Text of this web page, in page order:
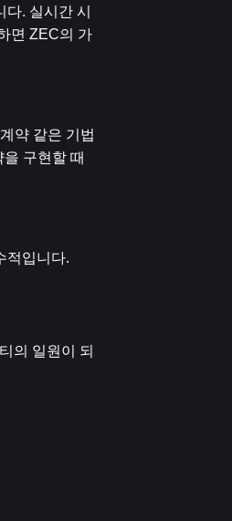
. 실시간 시
면 ZEC의 가
약 같은 기법
구현할 때
적입니다.
의 일원이 되